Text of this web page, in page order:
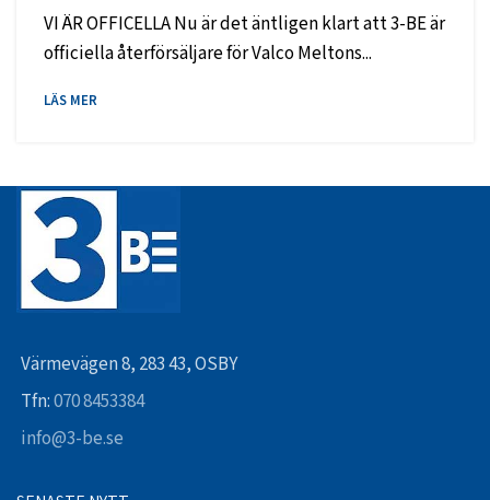
VI ÄR OFFICELLA Nu är det äntligen klart att 3-BE är
officiella återförsäljare för Valco Meltons...
LÄS MER
Värmevägen 8, 283 43, OSBY
Tfn:070 8453384
info@3-be.se